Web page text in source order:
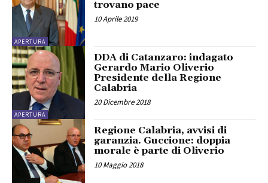
APERTURA
trovano pace
10 Aprile 2019
APERTURA
DDA di Catanzaro: indagato
Gerardo Mario Oliverio
Presidente della Regione
Calabria
20 Dicembre 2018
Regione Calabria, avvisi di
garanzia. Guccione: doppia
morale è parte di Oliverio
10 Maggio 2018